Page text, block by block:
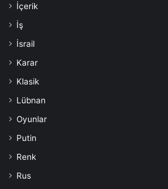
İçerik
İş
İsrail
Karar
Klasik
Lübnan
Oyunlar
Putin
Renk
Rus